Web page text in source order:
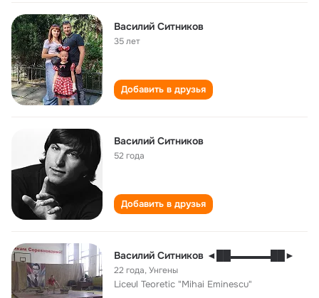
Василий Ситников
35 лет
Добавить в друзья
Василий Ситников
52 года
Добавить в друзья
Василий Ситников ◄██▬▬▬▬██►
22 года,Унгены
Liceul Teoretic "Mihai Eminescu"